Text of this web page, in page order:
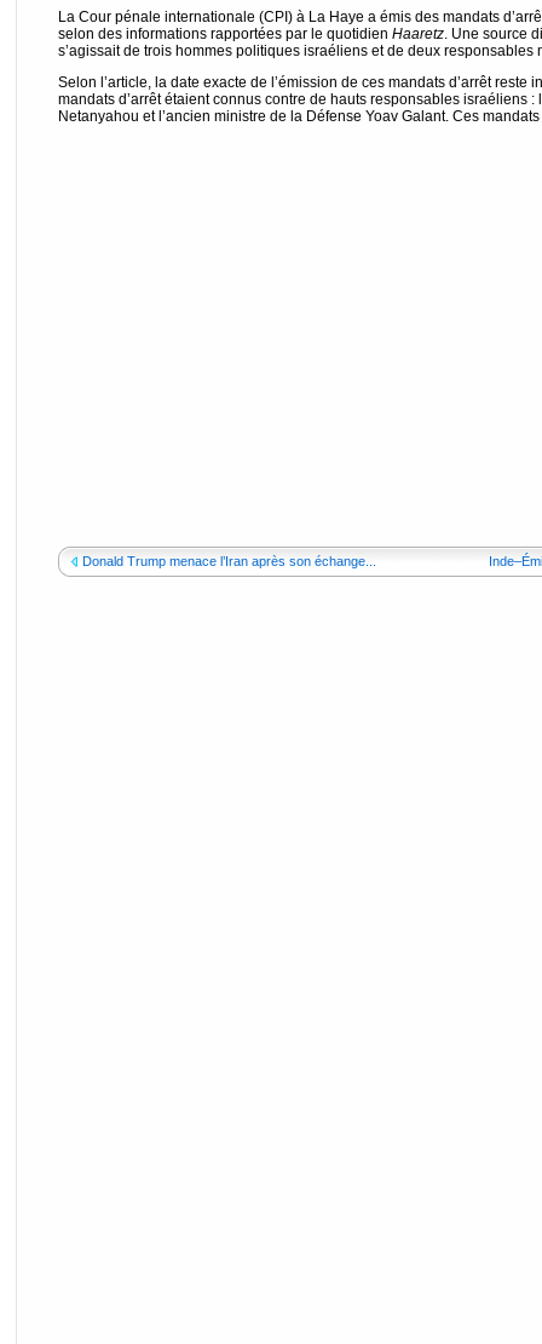
La Cour pénale internationale (CPI) à La Haye a émis des mandats
selon des informations rapportées par le quotidien Haaretz. Une source
s’agissait de trois hommes politiques israéliens et de deux responsables
Selon l’article, la date exacte de l’émission de ces mandats d’arrêt reste
mandats d’arrêt étaient connus contre de hauts responsables israéliens
Netanyahou et l’ancien ministre de la Défense Yoav Galant. Ces
Donald Trump menace l’Iran après son échange...